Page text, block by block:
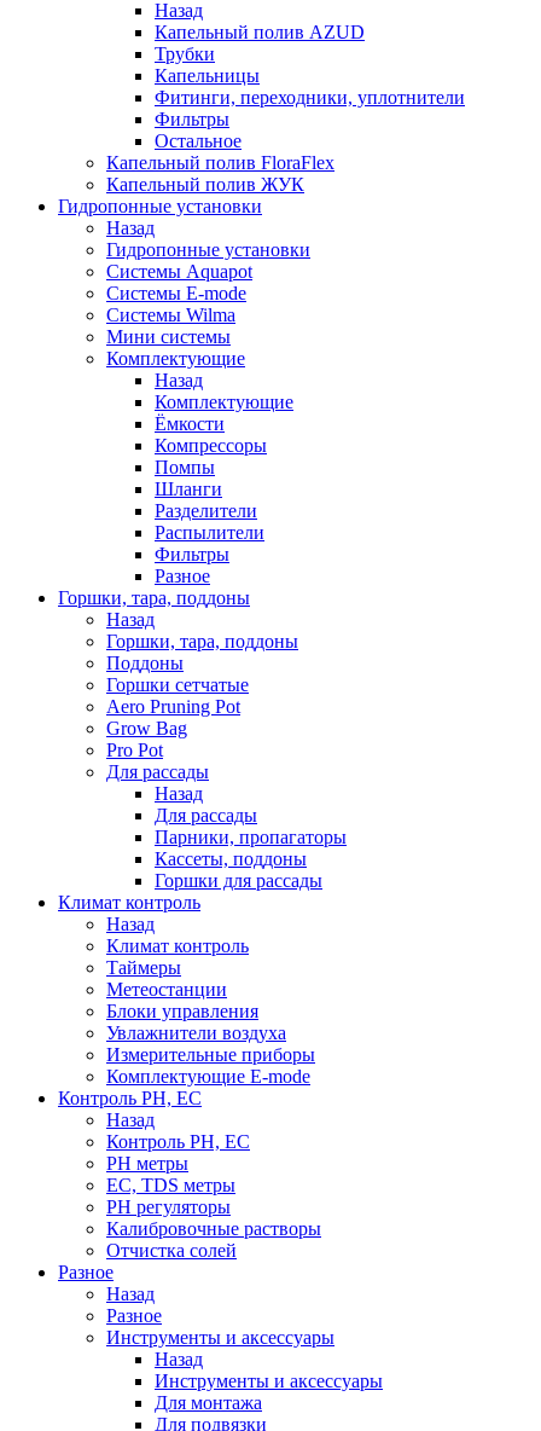
Назад
Капельный полив AZUD
Трубки
Капельницы
Фитинги, переходники, уплотнители
Фильтры
Остальное
Капельный полив FloraFlex
Капельный полив ЖУК
Гидропонные установки
Назад
Гидропонные установки
Системы Aquapot
Системы E-mode
Системы Wilma
Мини системы
Комплектующие
Назад
Комплектующие
Ёмкости
Компрессоры
Помпы
Шланги
Разделители
Распылители
Фильтры
Разное
Горшки, тара, поддоны
Назад
Горшки, тара, поддоны
Поддоны
Горшки сетчатые
Aero Pruning Pot
Grow Bag
Pro Pot
Для рассады
Назад
Для рассады
Парники, пропагаторы
Кассеты, поддоны
Горшки для рассады
Климат контроль
Назад
Климат контроль
Таймеры
Метеостанции
Блоки управления
Увлажнители воздуха
Измерительные приборы
Комплектующие E-mode
Контроль PH, EC
Назад
Контроль PH, EC
PH метры
EC, TDS метры
PH регуляторы
Калибровочные растворы
Отчистка солей
Разное
Назад
Разное
Инструменты и аксессуары
Назад
Инструменты и аксессуары
Для монтажа
Для подвязки